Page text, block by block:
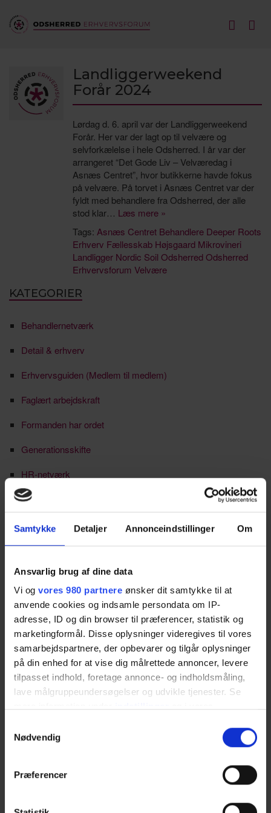
Samtykke Detaljer Annonceindstillinger Om
Ansvarlig brug af dine data
Vi og vores 980 partnere ønsker dit samtykke til at
anvende cookies og indsamle persondata om IP-
adresse, ID og din browser til præferencer, statistik og
marketingformål. Disse oplysninger videregives til vores
samarbejdspartnere, der opbevarer og tilgår oplysninger
på din enhed for at vise dig målrettede annoncer, levere
tilpasset indhold, foretage annonce- og indholdsmåling,
lave målgruppeundersøgelser og udvikle tjenester. Se
tilbage eller ændre indstillinger fra vores
"Cookiedeklaration", eller ved at trykke på "Privacy
Nødvendig
Præferencer
Landliggerweekend
Forår 2024
Lørdag d. 6. april var der Landliggerweekend
Forår. Her var der lagt op til velvære og
selvforkælelse i hele Odsherred. I år var der
arrangeret “Det Gode Liv – Velværedag i
Asnæs Centret”, hvor butikkerne havde fokus
på velvære. På torvet i Asnæs Centret var der
fyldt med behandlere fra Odsherred, der alle
stod klar… Læs mere »
Tags: Asnæs Centret Behandlere Deeper Roots
Erhverv Fællesskab Højsgaard Mikrovineri
Landligger Nordic Soil Odsherred Odsherred
Erhvervsforum Velvære
KATEGORIER
Behandlernetværk
Detail & erhverv
Erhvervsguiden (Medlem til medlem)
Faglært arbejdskraft
Formanden har ordet
Generationsskifte
HR-netværk
Ikke kategoriseret
Jobmarked
Købstaden Nykøbing Sj.
Kultur & events
Lærlinge & elever
Netværk
Nyheder
Nyhedsbreve
Odsherred Erhvervsforum
Soloselvstændignetværk
Uddannelse & kurser